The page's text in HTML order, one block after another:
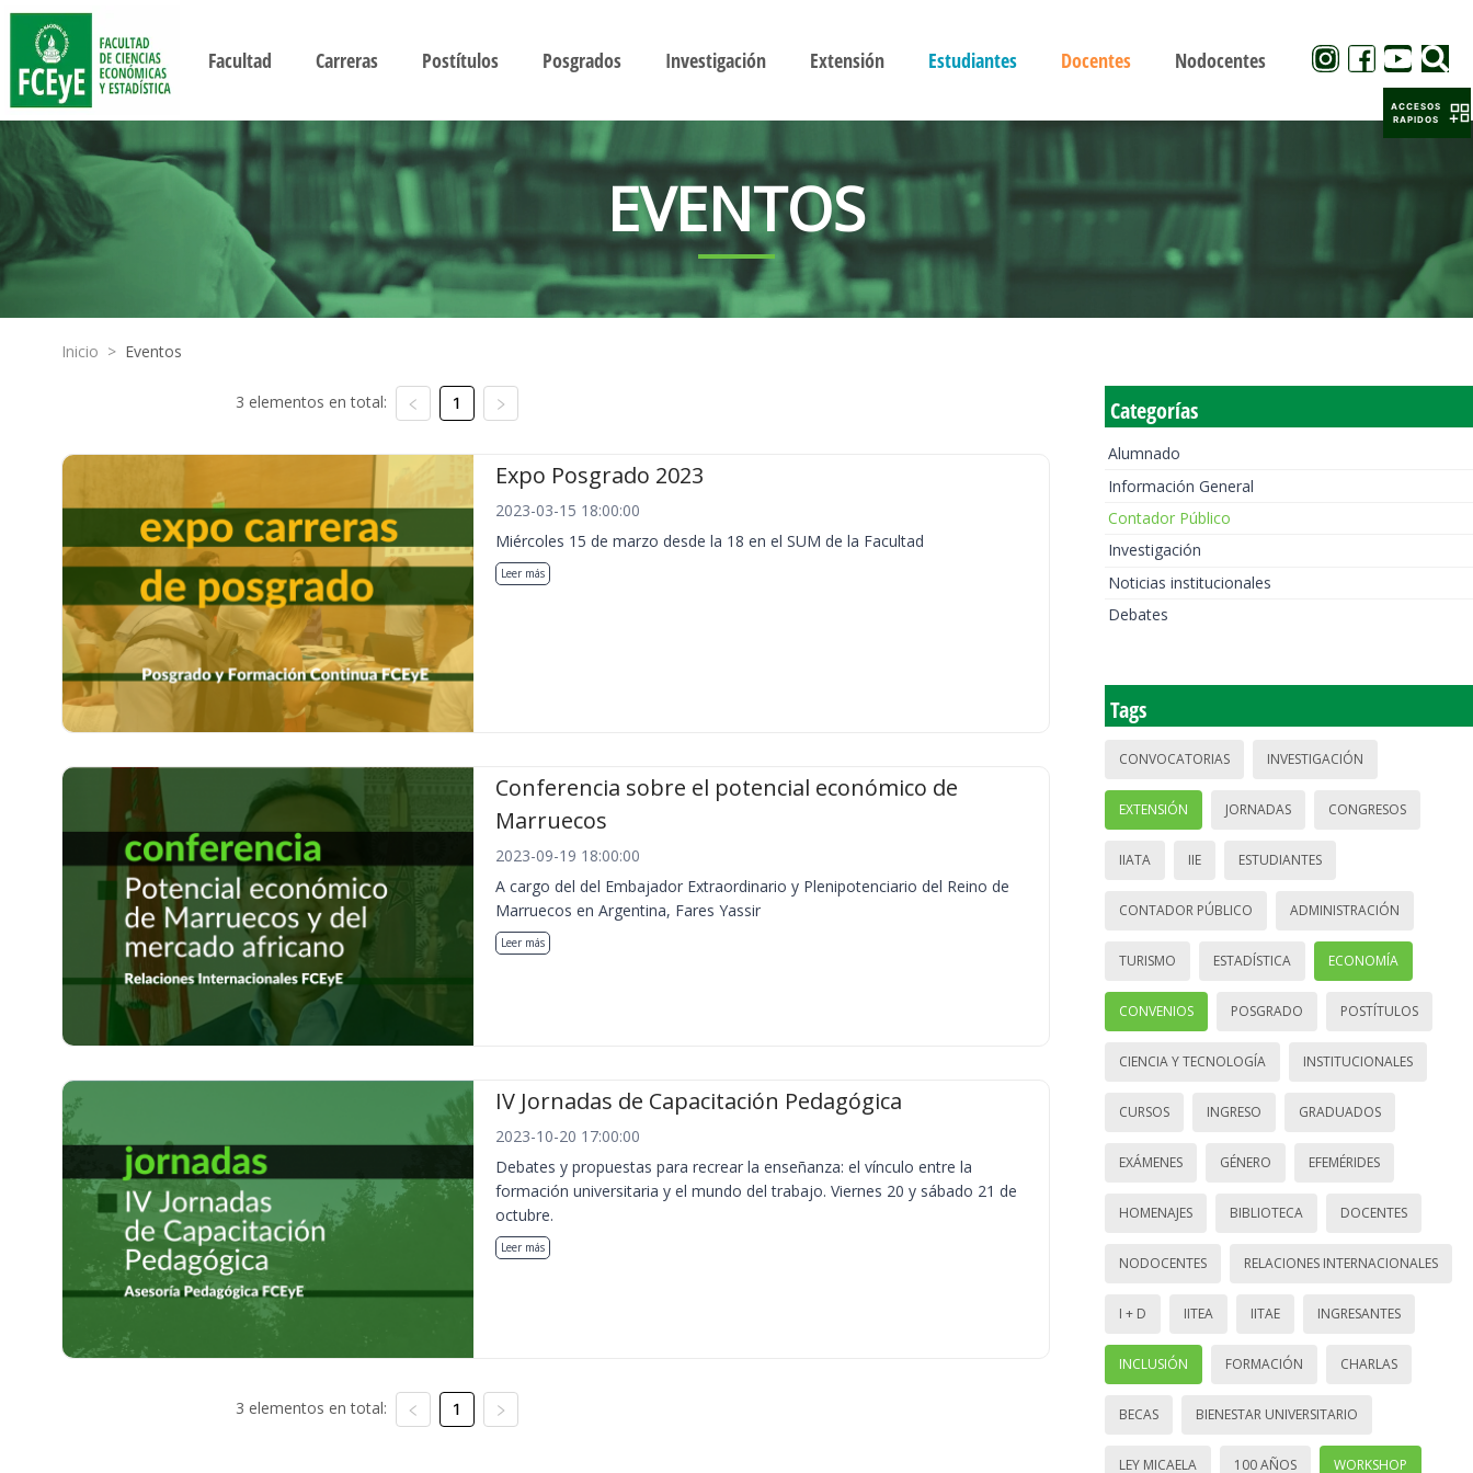
Facultad Carreras Postítulos Posgrados Investigación Extensión Estudiantes Docentes Nodocentes
EVENTOS
Inicio > Eventos
3 elementos en total: 1
Expo Posgrado 2023
2023-03-15 18:00:00
Miércoles 15 de marzo desde la 18 en el SUM de la Facultad
Leer más
Conferencia sobre el potencial económico de
Marruecos
2023-09-19 18:00:00
A cargo del del Embajador Extraordinario y Plenipotenciario del Reino de
Marruecos en Argentina, Fares Yassir
Leer más
IV Jornadas de Capacitación Pedagógica
2023-10-20 17:00:00
Debates y propuestas para recrear la enseñanza: el vínculo entre la
formación universitaria y el mundo del trabajo. Viernes 20 y sábado 21 de
octubre.
Leer más
3 elementos en total: 1
Categorías
Alumnado
Información General
Contador Público
Investigación
Noticias institucionales
Debates
Tags
CONVOCATORIAS INVESTIGACIÓN
EXTENSIÓN JORNADAS CONGRESOS
IIATA IIE ESTUDIANTES
CONTADOR PÚBLICO ADMINISTRACIÓN
TURISMO ESTADÍSTICA ECONOMÍA
CONVENIOS POSGRADO POSTÍTULOS
CIENCIA Y TECNOLOGÍA INSTITUCIONALES
CURSOS INGRESO GRADUADOS
EXÁMENES GÉNERO EFEMÉRIDES
HOMENAJES BIBLIOTECA DOCENTES
NODOCENTES RELACIONES INTERNACIONALES
I + D IITEA IITAE INGRESANTES
INCLUSIÓN FORMACIÓN CHARLAS
BECAS BIENESTAR UNIVERSITARIO
LEY MICAELA 100 AÑOS WORKSHOP
ACCESOS
RAPIDOS